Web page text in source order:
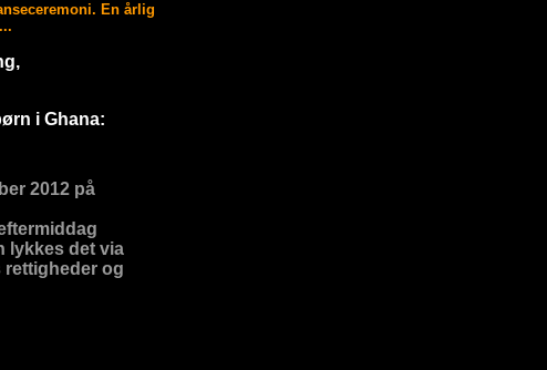
En årlig
i Ghana:
2012 på
lykkes det via
rettigheder og